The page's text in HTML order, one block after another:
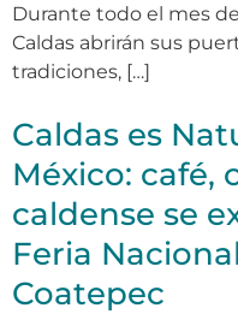
Durante todo el mes
Caldas abrirán sus
tradiciones, […]
Caldas es
México: café,
caldense se
Feria
Coatepec